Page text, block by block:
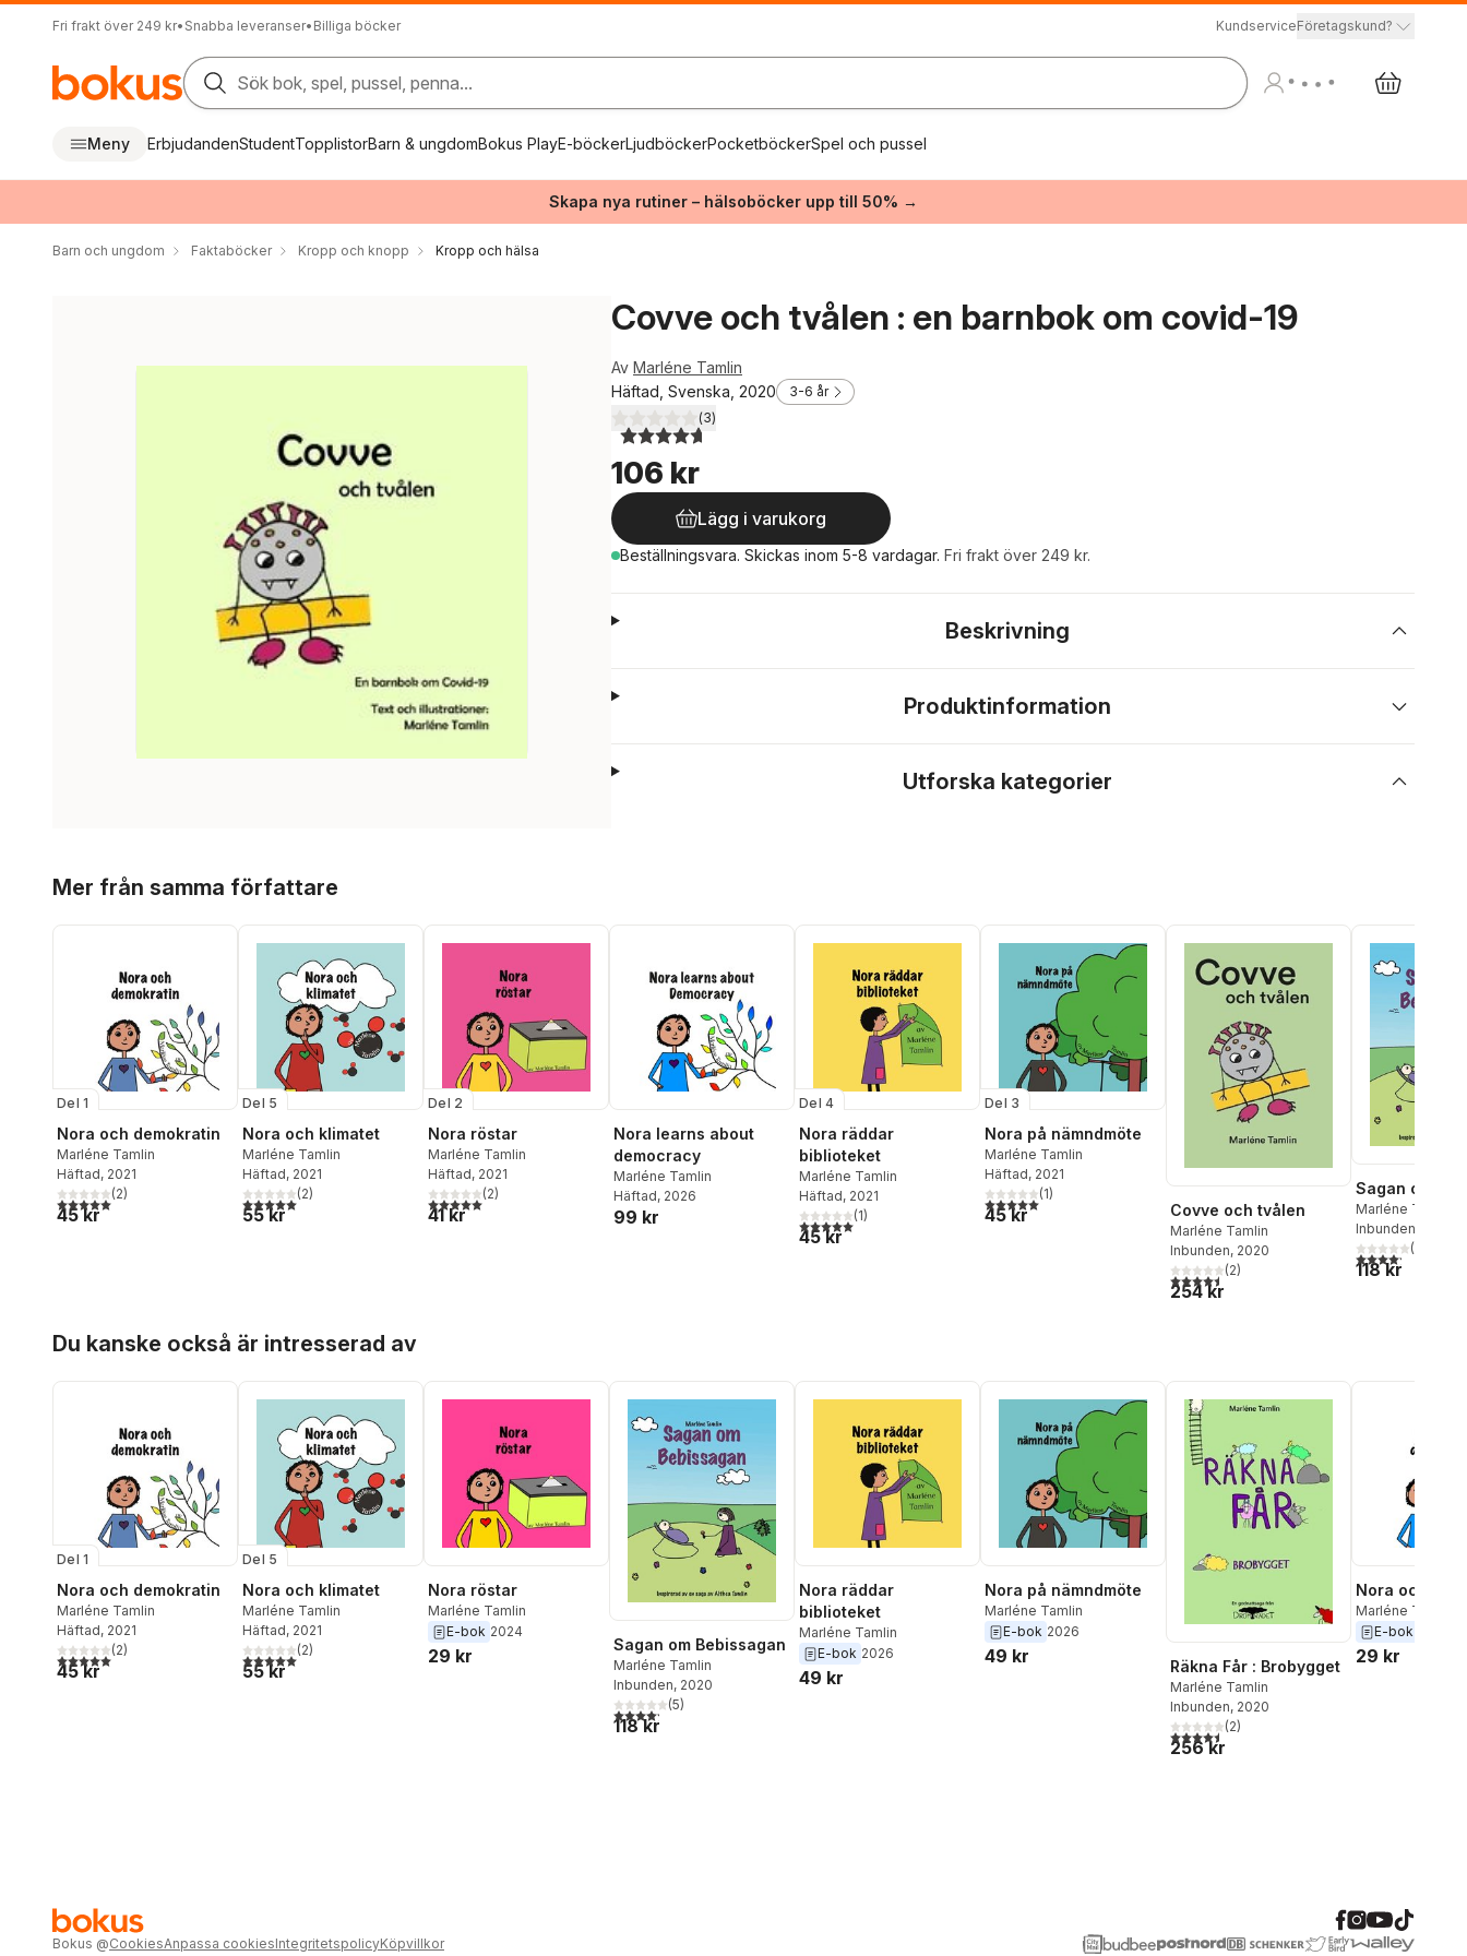
Fri frakt över 249 kr• Snabba leveranser• Billiga böcker KundserviceFöretagskund?
Sök bok, spel, pussel, penna...
Meny ErbjudandenStudentTopplistorBarn & ungdomBokus PlayE-böckerLjudböckerPocketböckerSpel och pussel
Skapa nya rutiner – hälsoböcker upp till 50% →
Barn och ungdom Faktaböcker Kropp och knopp Kropp och hälsa
Covve och tvålen : en barnbok om covid-19
Av Marléne Tamlin
Häftad, Svenska, 2020
3-6 år
4,7utav 5 stjärnor. Totalt antal röster:
(3)
106 kr
Lägg i varukorg
Beställningsvara. Skickas inom 5-8 vardagar. Fri frakt över 249 kr.
Beskrivning
Produktinformation
Utforska kategorier
Mer från samma författare
Del 1
Nora och demokratin
Marléne Tamlin
Häftad, 2021
5,0utav 5 stjärnor. Totalt antal röster:
(2)
45 kr
Del 5
Nora och klimatet
Marléne Tamlin
Häftad, 2021
5,0utav 5 stjärnor. Totalt antal röster:
(2)
55 kr
Del 2
Nora röstar
Marléne Tamlin
Häftad, 2021
5,0utav 5 stjärnor. Totalt antal röster:
(2)
41 kr
Nora learns about
democracy
Marléne Tamlin
Häftad, 2026
99 kr
Del 4
Nora räddar
biblioteket
Marléne Tamlin
Häftad, 2021
5,0utav 5 stjärnor. Totalt antal röster:
(1)
45 kr
Del 3
Nora på nämndmöte
Marléne Tamlin
Häftad, 2021
5,0utav 5 stjärnor. Totalt antal röster:
(1)
45 kr Covve och tvålen
Marléne Tamlin
Inbunden, 2020
4,5utav 5 stjärnor. Totalt antal röster:
(2)
254 kr
Sagan om
Marléne Tamlin
Inbunden
4,2utav 5(
118 kr
Du kanske också är intresserad av
Del 1
Nora och demokratin
Marléne Tamlin
Häftad, 2021
5,0utav 5 stjärnor. Totalt antal röster:
(2)
45 kr
Del 5
Nora och klimatet
Marléne Tamlin
Häftad, 2021
5,0utav 5 stjärnor. Totalt antal röster:
(2)
55 kr
Nora röstar
Marléne Tamlin
E-bok 2024
29 kr
Sagan om Bebissagan
Marléne Tamlin
Inbunden, 2020
4,2utav 5 stjärnor. Totalt antal röster:
(5)
118 kr
Nora räddar
biblioteket
Marléne Tamlin
E-bok 2026
49 kr
Nora på nämndmöte
Marléne Tamlin
E-bok 2026
49 kr Räkna Får : Brobygget
Marléne Tamlin
Inbunden, 2020
4,5utav 5 stjärnor. Totalt antal röster:
(2)
256 kr
Nora och
Marléne Tamlin
E-bok
29 kr
Bokus @CookiesAnpassa cookiesIntegritetspolicyKöpvillkor